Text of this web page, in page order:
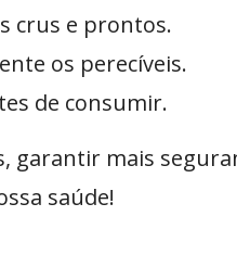
crus e prontos.
os perecíveis.
de consumir.
garantir mais
saúde!